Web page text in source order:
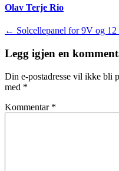
Olav Terje Rio
Innleggsnavigasjon
← Solcellepanel for 9V og 12
Legg igjen en
Din e-postadresse vil ikke bli
med *
Kommentar *